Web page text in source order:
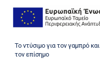
Μετάβαση
Το ντύσιμο για τον γαμπρό και
τον επίσημο